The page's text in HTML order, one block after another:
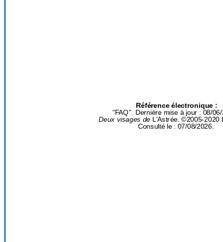
Référence électronique :
"FAQ". Dernière mise à jour : 08/
Deux visages de L'Astrée. ©2005-2020
Consulté le : 07/08/2026.